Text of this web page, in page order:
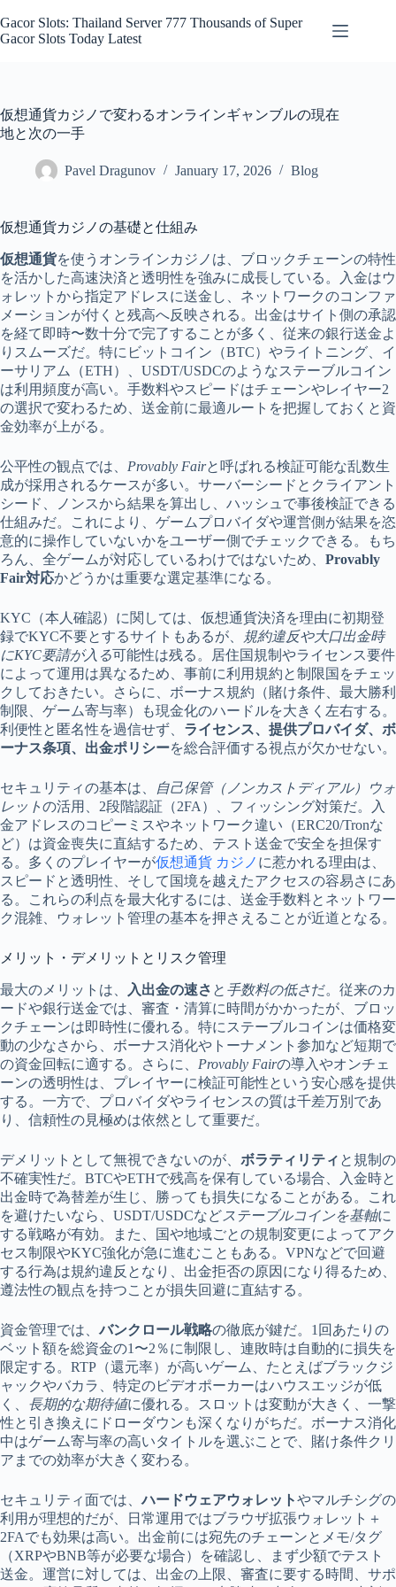
to
content
Gacor Slots: Thailand Server 777 Thousands of Super
Gacor Slots Today Latest
仮想通貨カジノで変わるオンラインギャンブルの現在
地と次の一手
Pavel Dragunov January 17, 2026 Blog
仮想通貨カジノの基礎と仕組み
仮想通貨を使うオンラインカジノは、ブロックチェーンの特性
を活かした高速決済と透明性を強みに成長している。入金はウ
ォレットから指定アドレスに送金し、ネットワークのコンファ
メーションが付くと残高へ反映される。出金はサイト側の承認
を経て即時〜数十分で完了することが多く、従来の銀行送金よ
りスムーズだ。特にビットコイン（BTC）やライトニング、イ
ーサリアム（ETH）、USDT/USDCのようなステーブルコイン
は利用頻度が高い。手数料やスピードはチェーンやレイヤー2
の選択で変わるため、送金前に最適ルートを把握しておくと資
金効率が上がる。
公平性の観点では、 Provably Fairと呼ばれる検証可能な乱数生
成が採用されるケースが多い。サーバーシードとクライアント
シード、ノンスから結果を算出し、ハッシュで事後検証できる
仕組みだ。これにより、ゲームプロバイダや運営側が結果を恣
意的に操作していないかをユーザー側でチェックできる。もち
ろん、全ゲームが対応しているわけではないため、 Provably
Fair対応かどうかは重要な選定基準になる。
KYC（本人確認）に関しては、仮想通貨決済を理由に初期登
録でKYC不要とするサイトもあるが、
規約違反や大口出金時
にKYC要請が入る可能性は残る。居住国規制やライセンス要件
によって運用は異なるため、事前に利用規約と制限国をチェッ
クしておきたい。さらに、ボーナス規約（賭け条件、最大勝利
制限、ゲーム寄与率）も現金化のハードルを大きく左右する。
利便性と匿名性を過信せず、 ライセンス、提供プロバイダ、ボ
ーナス条項、出金ポリシーを総合評価する視点が欠かせない。
セキュリティの基本は、
自己保管（ノンカストディアル）ウォ
レットの活用、2段階認証（2FA）、フィッシング対策だ。入
金アドレスのコピーミスやネットワーク違い（ERC20/Tronな
ど）は資金喪失に直結するため、テスト送金で安全を担保す
る。多くのプレイヤーが仮想通貨 カジノ に惹かれる理由は、
スピードと透明性、そして国境を越えたアクセスの容易さにあ
る。これらの利点を最大化するには、送金手数料とネットワー
ク混雑、ウォレット管理の基本を押さえることが近道となる。
メリット・デメリットとリスク管理
最大のメリットは、 入出金の速さ と 手数料の低さだ。従来のカ
ードや銀行送金では、審査・清算に時間がかかったが、ブロッ
クチェーンは即時性に優れる。特にステーブルコインは価格変
動の少なさから、ボーナス消化やトーナメント参加など短期で
の資金回転に適する。さらに、 Provably Fairの導入やオンチェ
ーンの透明性は、プレイヤーに検証可能性という安心感を提供
する。一方で、プロバイダやライセンスの質は千差万別であ
り、信頼性の見極めは依然として重要だ。
デメリットとして無視できないのが、 ボラティリティ と規制の
不確実性だ。BTCやETHで残高を保有している場合、入金時と
出金時で為替差が生じ、勝っても損失になることがある。これ
を避けたいなら、USDT/USDCなど ステーブルコインを基軸に
する戦略が有効。また、国や地域ごとの規制変更によってアク
セス制限やKYC強化が急に進むこともある。VPNなどで回避
する行為は規約違反となり、出金拒否の原因になり得るため、
遵法性の観点を持つことが損失回避に直結する。
資金管理では、バンクロール戦略の徹底が鍵だ。1回あたりの
ベット額を総資金の1〜2％に制限し、連敗時は自動的に損失を
限定する。RTP（還元率）が高いゲーム、たとえばブラックジ
ャックやバカラ、特定のビデオポーカーはハウスエッジが低
く、 長期的な期待値に優れる。スロットは変動が大きく、一撃
性と引き換えにドローダウンも深くなりがちだ。ボーナス消化
中はゲーム寄与率の高いタイトルを選ぶことで、賭け条件クリ
アまでの効率が大きく変わる。
セキュリティ面では、ハードウェアウォレットやマルチシグの
利用が理想的だが、日常運用ではブラウザ拡張ウォレット＋
2FAでも効果は高い。出金前には宛先のチェーンとメモ/タグ
（XRPやBNB等が必要な場合）を確認し、まず少額でテスト
送金。運営に対しては、出金の上限、審査に要する時間、サポ